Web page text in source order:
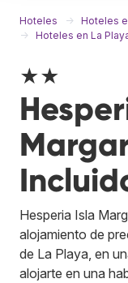
Hoteles Hoteles
Hoteles en La
★★
Hesperia Isla
alojamiento de
de La Playa, en
alojarte en una